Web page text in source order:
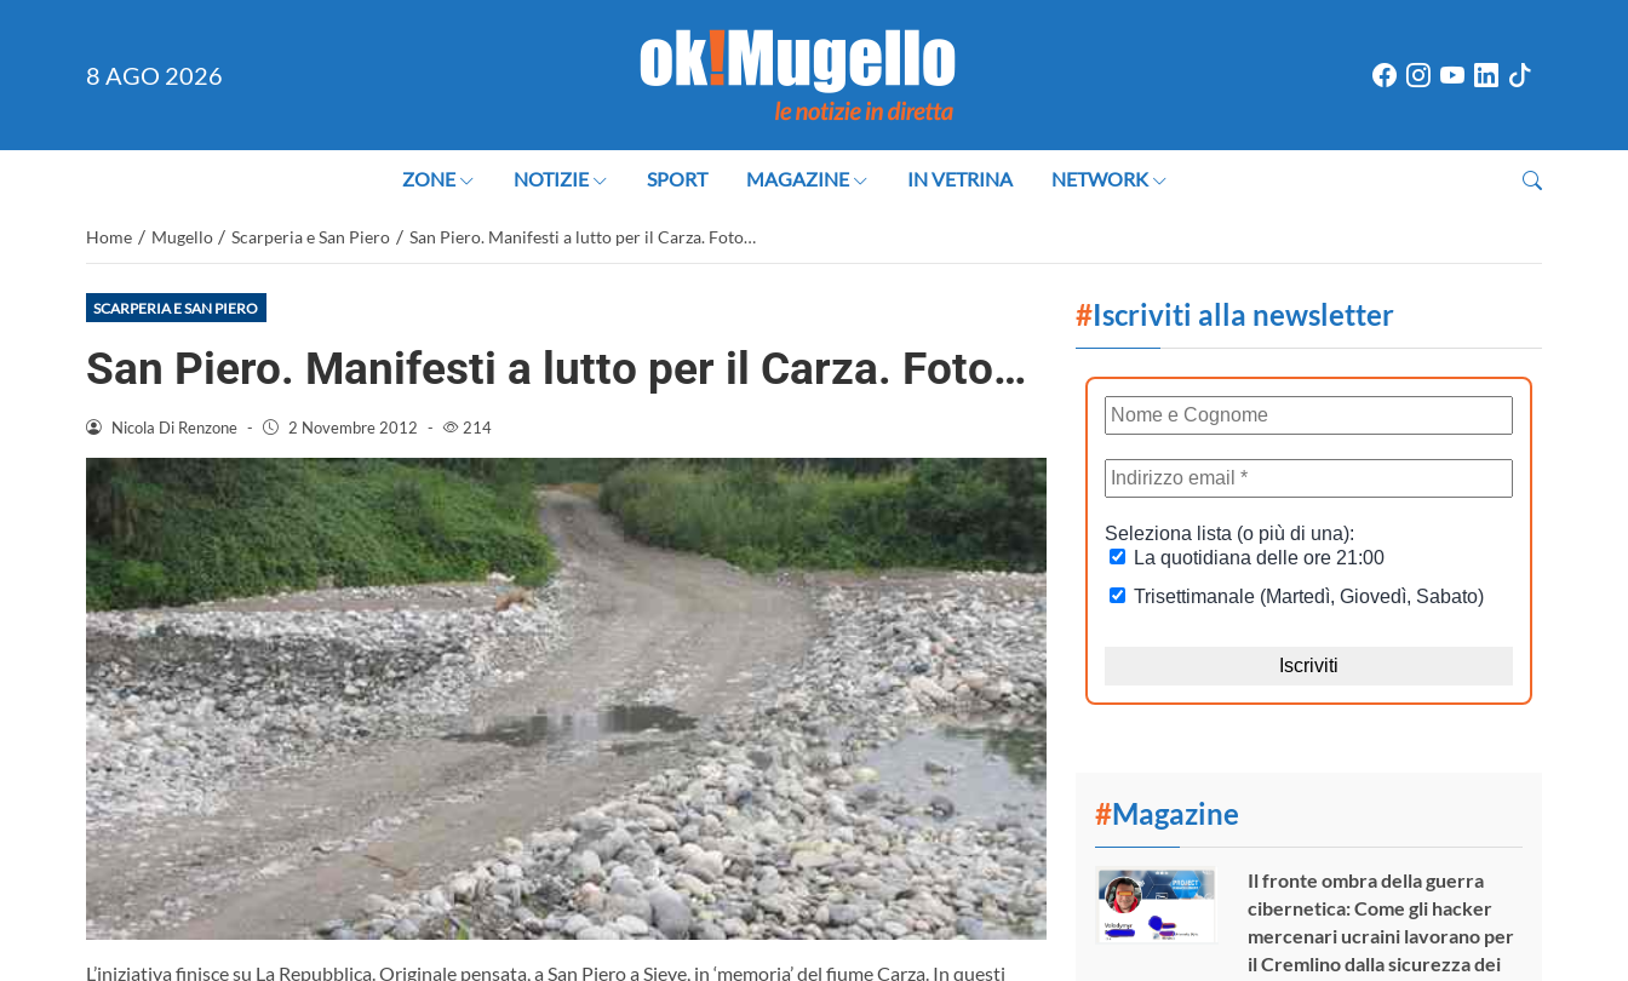
8 AGO 2026
ZONE NOTIZIE SPORT MAGAZINE IN VETRINA NETWORK
Home / Mugello / Scarperia e San Piero / San Piero. Manifesti a lutto per il Carza. Foto…
SCARPERIA E SAN PIERO
San Piero. Manifesti a lutto per il Carza. Foto…
Nicola Di Renzone - 2 Novembre 2012 - 214
L’iniziativa finisce su La Repubblica. Originale pensata, a San Piero a Sieve, in ‘memoria’ del fiume Carza. In questi
#Iscriviti alla newsletter
#Magazine
Il fronte ombra della guerra
cibernetica: Come gli hacker
mercenari ucraini lavorano per
il Cremlino dalla sicurezza dei